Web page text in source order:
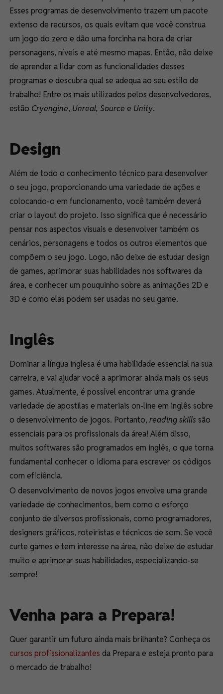
Esses programas de desenvolvimento trazem um pacote
extenso de recursos, os quais evitam que você construa
um jogo do zero e dão uma forcinha na hora de criar
personagens, níveis e até mesmo mapas. Então, não deixe
de aprender a lidar com as funcionalidades desses
programas e descubra qual se adequa ao seu estilo de
trabalho! Entre os mais utilizados pelos desenvolvedores,
estão Cryengine, Unreal, Source e Unity.
Design
Além de todo o conhecimento técnico para desenvolver
o seu jogo, proporcionando uma variedade de ações e
colocando-o em funcionamento, você também deverá
criar o layout do projeto. Isso significa que é necessário
pensar nos aspectos visuais e desenvolver também os
cenários, personagens e todos os outros elementos que
compõem o seu jogo. Logo, não deixe de estudar design
de games, aprimorar suas habilidades nos softwares da
área, e conhecer um pouquinho sobre as animações 2D e
3D e como elas podem ser usadas no seu game.
Inglês
Dominar a língua inglesa é uma habilidade essencial na sua
carreira, e vai ajudar você a aprimorar ainda mais os seus
games. Atualmente, é possível encontrar uma grande
variedade de apostilas e materiais on-line em inglês sobre
o desenvolvimento de jogos. Portanto, reading skills são
essenciais para os profissionais da área! Além disso,
muitos softwares são programados em inglês, o que torna
fundamental conhecer o idioma para escrever os códigos
com eficiência.
O desenvolvimento de novos jogos envolve uma grande
variedade de conhecimentos, bem como o esforço
conjunto de diversos profissionais, como programadores,
designers gráficos, roteiristas e técnicos de som. Se você
curte games e tem interesse na área, não deixe de estudar
muito e aprimorar suas habilidades, especializando-se
sempre!
Venha para a Prepara!
Quer garantir um futuro ainda mais brilhante? Conheça os
cursos profissionalizantes da Prepara e esteja pronto para
o mercado de trabalho!